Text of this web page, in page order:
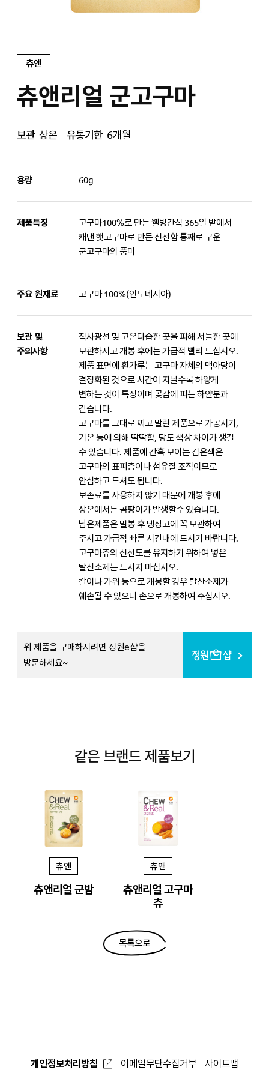
츄앤
츄앤리얼 군고구마
보관 상온 유통기한 6개월
용량 60g
제품특징
고구마100%로 만든 웰빙간식 365일 밭에서
캐낸 햇고구마로 만든 신선함 통째로 구운
군고구마의 풍미
주요 원재료 고구마 100%(인도네시아)
보관 및
주의사항
직사광선 및 고온다습한 곳을 피해 서늘한 곳에
보관하시고 개봉 후에는 가급적 빨리 드십시오.
제품 표면에 흰가루는 고구마 자체의 맥아당이
결정화된 것으로 시간이 지날수록 하얗게
변하는 것이 특징이며 곶감에 피는 하얀분과
같습니다.
고구마를 그대로 찌고 말린 제품으로 가공시기,
기온 등에 의해 딱딱함, 당도 색상 차이가 생길
수 있습니다. 제품에 간혹 보이는 검은색은
고구마의 표피층이나 섬유질 조직이므로
안심하고 드셔도 됩니다.
보존료를 사용하지 않기 때문에 개봉 후에
상온에서는 곰팡이가 발생할수 있습니다.
남은제품은 밀봉 후 냉장고에 꼭 보관하여
주시고 가급적 빠른 시간내에 드시기 바랍니다.
고구마츄의 신선도를 유지하기 위하여 넣은
탈산소제는 드시지 마십시오.
칼이나 가위 등으로 개봉할 경우 탈산소제가
훼손될 수 있으니 손으로 개봉하여 주십시오.
위 제품을 구매하시려면 정원e샵을
방문하세요~
같은 브랜드 제품보기
츄앤
츄앤리얼 군밤
츄앤
츄앤리얼 고구마
츄
목록으로
개인정보처리방침 이메일무단수집거부 사이트맵